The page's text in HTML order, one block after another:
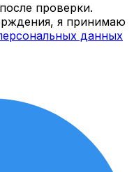
проверки.
я принимаю
данных